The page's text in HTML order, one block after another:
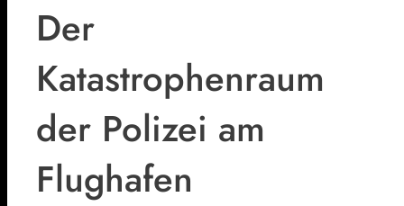
Der
Katastrophenraum
der Polizei am
Flughafen